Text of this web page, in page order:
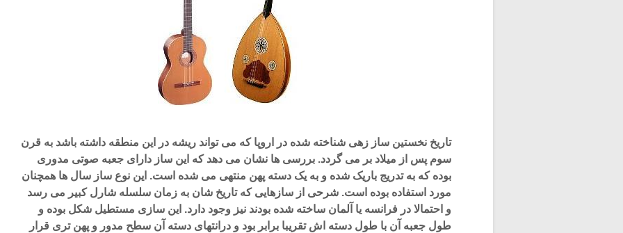
تاریخ نخستین ساز زهی شناخته شده در اروپا که می تواند ریشه در این منطقه داشته باشد به قرن
سوم پس از میلاد بر می گردد. بررسی ها نشان می دهد که این ساز دارای جعبه صوتی مدوری
بوده که به تدریج باریک شده و به یک دسته پهن منتهی می شده است. این نوع ساز سال ها همچنان
مورد استفاده بوده است. شرحی از سازهایی که تاریخ شان به زمان سلسله شارل کبیر می رسد
و احتمالا در فرانسه یا آلمان ساخته شده بودند نیز وجود دارد. این سازی مستطیل شکل بوده و
طول جعبه آن با طول دسته اش تقریبا برابر بود و درانتهای دسته آن سطح مدور و پهن تری قرار